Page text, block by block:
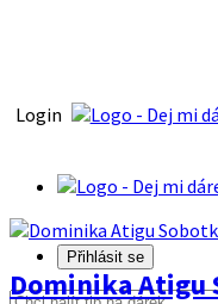
Login
Přihlásit se
Dominika Atigu